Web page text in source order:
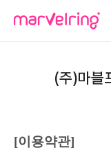
(주)마블
[이용약관]